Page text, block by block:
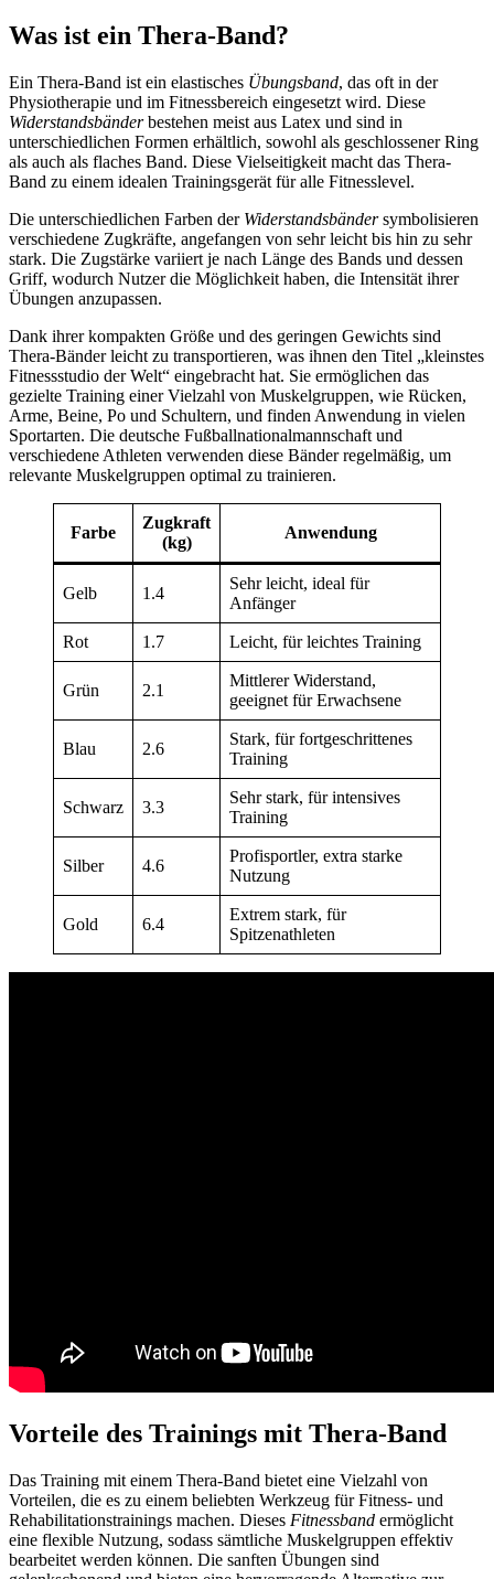
Was ist ein Thera-Band?
Ein Thera-Band ist ein elastisches Übungsband, das oft in der
Physiotherapie und im Fitnessbereich eingesetzt wird. Diese
Widerstandsbänderbestehen meist aus Latex und sind in
unterschiedlichen Formen erhältlich, sowohl als geschlossener Ring
als auch als flaches Band. Diese Vielseitigkeit macht das Thera-
Band zu einem idealen Trainingsgerät für alle Fitnesslevel.
Die unterschiedlichen Farben der Widerstandsbändersymbolisieren
verschiedene Zugkräfte, angefangen von sehr leicht bis hin zu sehr
stark. Die Zugstärke variiert je nach Länge des Bands und dessen
Griff, wodurch Nutzer die Möglichkeit haben, die Intensität ihrer
Übungen anzupassen.
Dank ihrer kompakten Größe und des geringen Gewichts sind
Thera-Bänder leicht zu transportieren, was ihnen den Titel „kleinstes
Fitnessstudio der Welt“ eingebracht hat. Sie ermöglichen das
gezielte Training einer Vielzahl von Muskelgruppen, wie Rücken,
Arme, Beine, Po und Schultern, und finden Anwendung in vielen
Sportarten. Die deutsche Fußballnationalmannschaft und
verschiedene Athleten verwenden diese Bänder regelmäßig, um
relevante Muskelgruppen optimal zu trainieren.
Farbe
Zugkraft
(kg)
Anwendung
Gelb 1.4
Sehr leicht, ideal für
Anfänger
Rot 1.7 Leicht, für leichtes Training
Grün 2.1
Mittlerer Widerstand,
geeignet für Erwachsene
Blau 2.6
Stark, für fortgeschrittenes
Training
Schwarz 3.3
Sehr stark, für intensives
Training
Silber 4.6
Profisportler, extra starke
Nutzung
Gold 6.4
Extrem stark, für
Spitzenathleten
Vorteile des Trainings mit Thera-Band
Das Training mit einem Thera-Band bietet eine Vielzahl von
Vorteilen, die es zu einem beliebten Werkzeug für Fitness- und
Rehabilitationstrainings machen. Dieses Fitnessband ermöglicht
eine flexible Nutzung, sodass sämtliche Muskelgruppen effektiv
bearbeitet werden können. Die sanften Übungen sind